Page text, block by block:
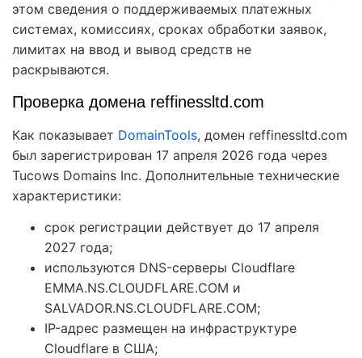
этом сведения о поддерживаемых платежных
системах, комиссиях, сроках обработки заявок,
лимитах на ввод и вывод средств не
раскрываются.
Проверка домена reffinessltd.com
Как показывает DomainTools, домен reffinessltd.com
был зарегистрирован 17 апреля 2026 года через
Tucows Domains Inc. Дополнительные технические
характеристики:
срок регистрации действует до 17 апреля
2027 года;
используются DNS-серверы Cloudflare
EMMA.NS.CLOUDFLARE.COM и
SALVADOR.NS.CLOUDFLARE.COM;
IP-адрес размещен на инфраструктуре
Cloudflare в США;